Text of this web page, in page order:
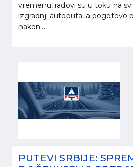
vremenu, radovi su u toku na
izgradnji autoputa, a pogotovo
nakon...
PUTEVI SRBIJE: